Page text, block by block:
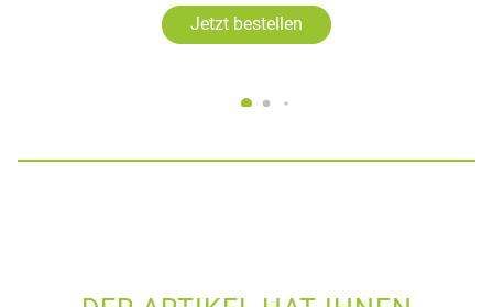
Jetzt bestellen